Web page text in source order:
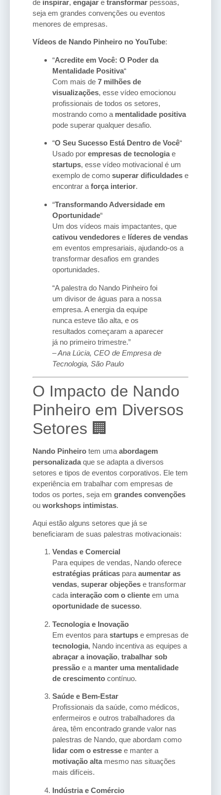
de inspirar, engajar e transformar pessoas,
seja em grandes convenções ou eventos
menores de empresas.
Vídeos de Nando Pinheiro no YouTube:
“Acredite em Você: O Poder da
Mentalidade Positiva“
Com mais de 7 milhões de
visualizações, esse vídeo emocionou
profissionais de todos os setores,
mostrando como a mentalidade positiva
pode superar qualquer desafio.
“O Seu Sucesso Está Dentro de Você“
Usado por empresas de tecnologiae
startups, esse vídeo motivacional é um
exemplo de como superar dificuldades e
encontrar a força interior.
“Transformando Adversidade em
Oportunidade“
Um dos vídeos mais impactantes, que
cativou vendedores e líderes de vendas
em eventos empresariais, ajudando-os a
transformar desafios em grandes
oportunidades.
“A palestra do Nando Pinheiro foi
um divisor de águas para a nossa
empresa. A energia da equipe
nunca esteve tão alta, e os
resultados começaram a aparecer
já no primeiro trimestre.”
– Ana Lúcia, CEO de Empresa de
Tecnologia, São Paulo
O Impacto de Nando
Pinheiro em Diversos
Setores 🏢
Nando Pinheiro tem uma abordagem
personalizadaque se adapta a diversos
setores e tipos de eventos corporativos. Ele tem
experiência em trabalhar com empresas de
todos os portes, seja em grandes convenções
ou workshops intimistas.
Aqui estão alguns setores que já se
beneficiaram de suas palestras motivacionais:
Vendas e Comercial
Para equipes de vendas, Nando oferece
estratégias práticas paraaumentar as
vendas, superar objeções e transformar
cada interação com o cliente em uma
oportunidade de sucesso.
Tecnologia e Inovação
Em eventos para startups e empresas de
tecnologia, Nando incentiva as equipes a
abraçar a inovação, trabalhar sob
pressão e a manter uma mentalidade
de crescimento contínuo.
Saúde e Bem-Estar
Profissionais da saúde, como médicos,
enfermeiros e outros trabalhadores da
área, têm encontrado grande valor nas
palestras de Nando, que abordam como
lidar com o estresse e manter a
motivação altamesmo nas situações
mais difíceis.
Indústria e Comércio